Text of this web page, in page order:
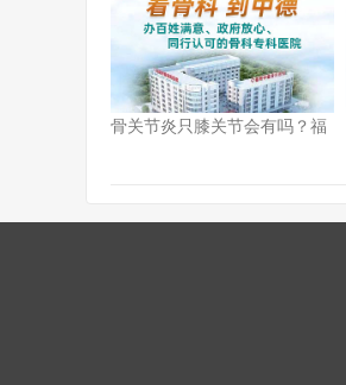
骨关节炎只膝关节会有吗？福